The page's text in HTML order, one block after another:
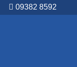
09382 8592